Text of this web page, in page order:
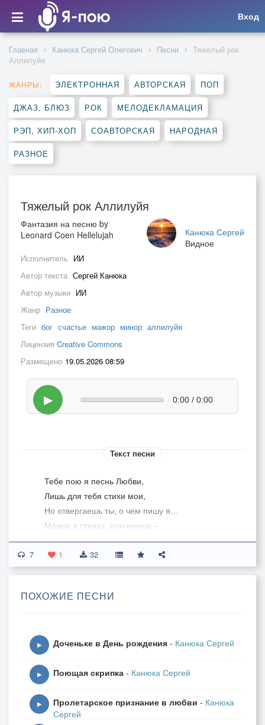
Вход
Главная Канюка Сергей Олегович Песни
Тяжелый рок
Аллилуйя
ЖАНРЫ: ЭЛЕКТРОННАЯ АВТОРСКАЯ ПОП
ДЖАЗ, БЛЮЗ РОК МЕЛОДЕКЛАМАЦИЯ
РЭП, ХИП-ХОП СОАВТОРСКАЯ НАРОДНАЯ
РАЗНОЕ
Тяжелый рок Аллилуйя
Канюка Сергей
Видное
Фантазия на песню by
Leonard Coen Hellelujah
Исполнитель ИИ
Автор текста Сергей Канюка
Автор музыки ИИ
Жанр Разное
Теги бог счастье мажор минор аллилуйя
Лицензия Creative Commons
Размещено 19.05.2026 08:59
▶ 0:00 / 0:00
Текст песни
Тебе пою я песнь Любви,
Лишь для тебя стихи мои,
Но отвергаешь ты, о чем пишу я…
Мажор в стихах, или минор –
Все это для тебя лишь вздор!
Услышь меня, прошу я, Аллилуйя!
Аллилуйя, Аллилуйя,
От красоты твоей – с ума схожу я!
Украла сон мой и покой,
Аллилуйя, Аллилуйя,
Аллилуйя, Аллилуйя!
7 1 32
ПОХОЖИЕ ПЕСНИ
▶ Доченьке в День рождения - Канюка Сергей
▶ Поющая скрипка - Канюка Сергей
▶ Пролетарское признание в любви - Канюка
Сергей